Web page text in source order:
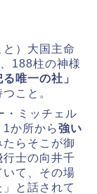
）大国主命
188柱の神様
る唯一の社」
こと。
・ミッチェル
か所から強い
らそこが御
士の向井千
いて、その場
と話されて